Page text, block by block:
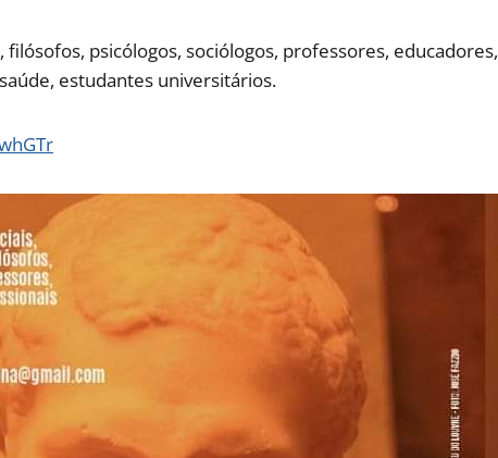
filósofos, psicólogos, sociólogos, professores, educadores,
estudantes universitários.